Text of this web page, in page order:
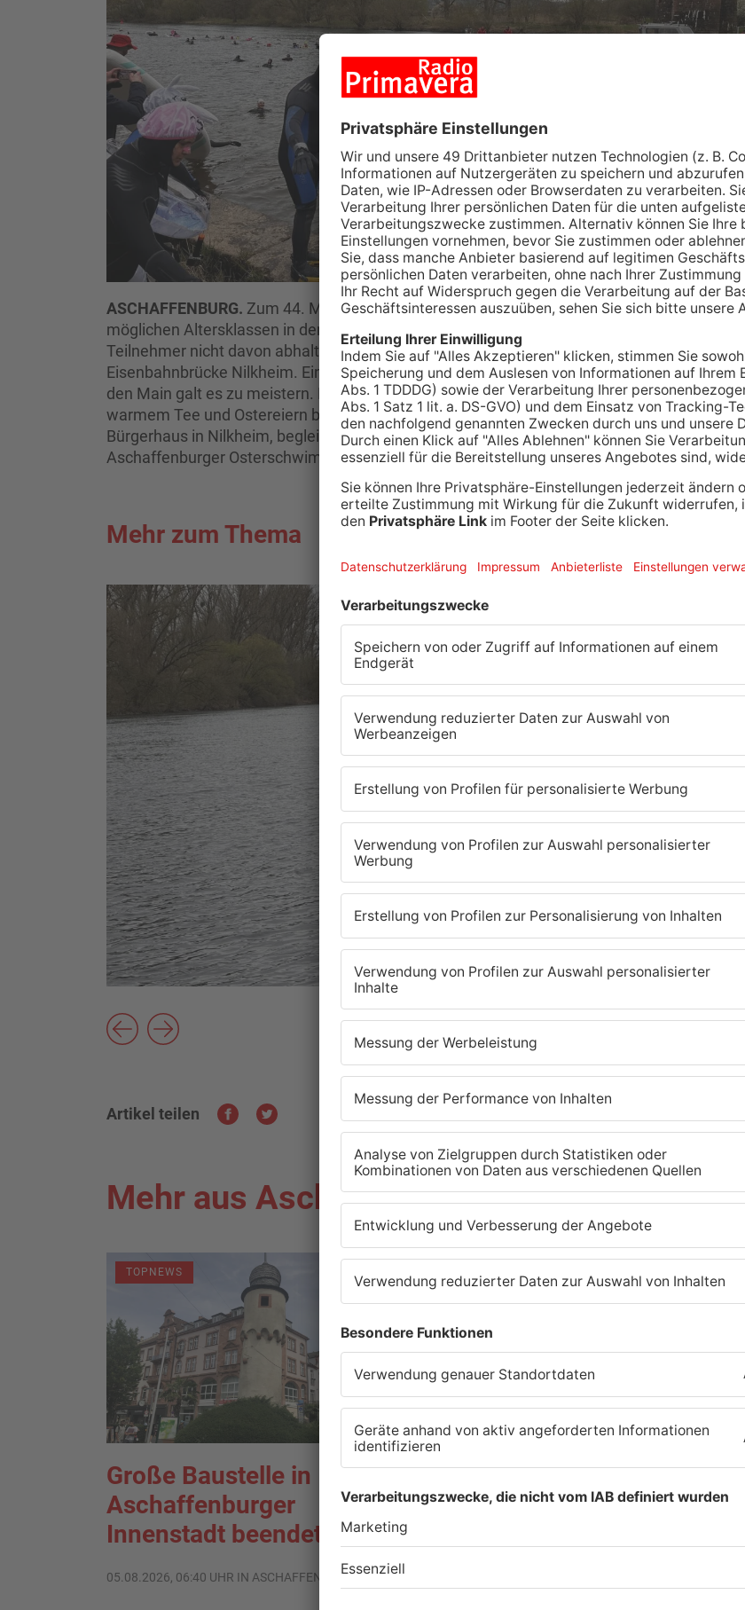
ASCHAFFENBURG. Zum 44. Mal stürzten sich am Mittag mutige Schwimmer aus allen
möglichen Altersklassen in den Main. Die Außentemperatur von rund 4 Grad konnte 120
Teilnehmer nicht davon abhalten, sich der Herausforderung zu stellen. Los ging es an der
Eisenbahnbrücke Nilkheim. Eine traumhafte Panoramastrecke von 3,8 Kilometern durch
den Main galt es zu meistern. Entlang der Route standen Verpflegungsstationen mit
warmem Tee und Ostereiern bereit. Im Anschluss gab es eine große Schwimmerehrung im
Bürgerhaus in Nilkheim, begleitet von Speis und Trank. Jedes Jahr aufs Neue gilt das
Aschaffenburger Osterschwimmen für Herausforderungssuchende als Highlight.
Mehr zum Thema
Artikel teilen
Mehr aus Aschaffenburg
TOPNEWS
Große Baustelle in
Aschaffenburger
Innenstadt beendet
05.08.2026, 06:40 UHR IN ASCHAFFENBURG
Feuerwerk löst wohl Brand
in Aschaffenburg-